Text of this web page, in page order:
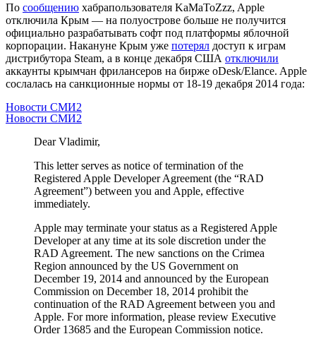
По сообщению хабрапользователя KaMaToZzz, Apple
отключила Крым — на полуострове больше не получится
официально разрабатывать софт под платформы яблочной
корпорации. Накануне Крым уже потерял доступ к играм
дистрибутора Steam, а в конце декабря США отключили
аккаунты крымчан фрилансеров на бирже oDesk/Elance. Apple
сослалась на санкционные нормы от 18-19 декабря 2014 года:
Новости СМИ2
Новости СМИ2
Dear Vladimir,
This letter serves as notice of termination of the
Registered Apple Developer Agreement (the “RAD
Agreement”) between you and Apple, effective
immediately.
Apple may terminate your status as a Registered Apple
Developer at any time at its sole discretion under the
RAD Agreement. The new sanctions on the Crimea
Region announced by the US Government on
December 19, 2014 and announced by the European
Commission on December 18, 2014 prohibit the
continuation of the RAD Agreement between you and
Apple. For more information, please review Executive
Order 13685 and the European Commission notice.